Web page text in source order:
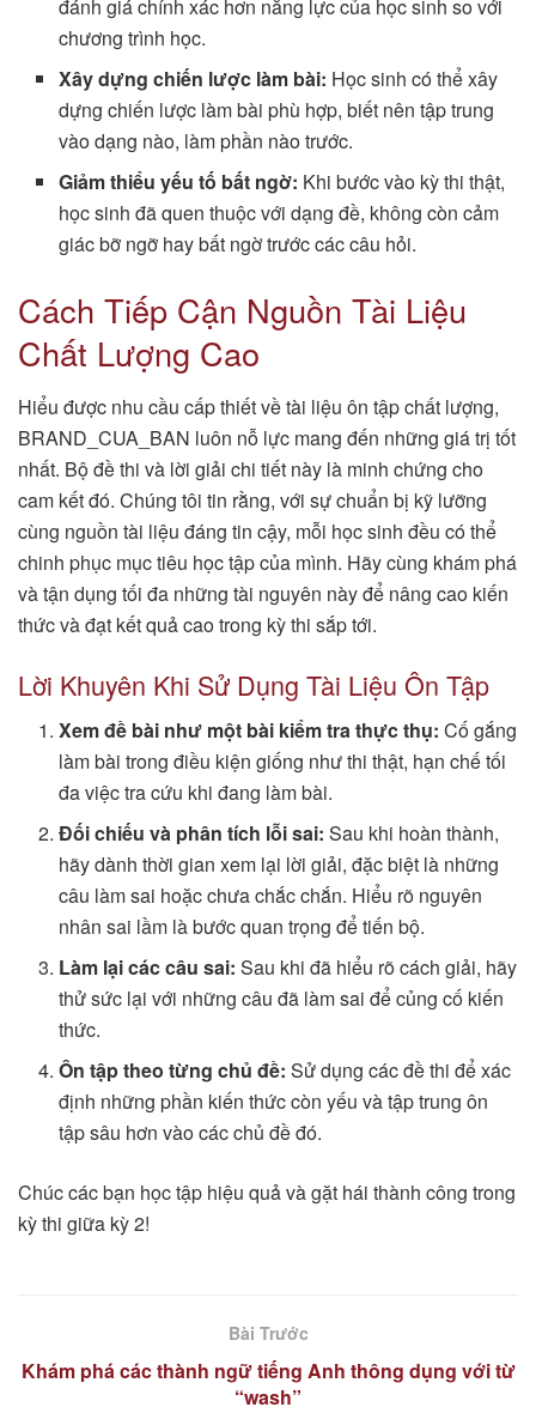
đánh giá chính xác hơn năng lực của học sinh so với
chương trình học.
Xây dựng chiến lược làm bài: Học sinh có thể xây
dựng chiến lược làm bài phù hợp, biết nên tập trung
vào dạng nào, làm phần nào trước.
Giảm thiểu yếu tố bất ngờ: Khi bước vào kỳ thi thật,
học sinh đã quen thuộc với dạng đề, không còn cảm
giác bỡ ngỡ hay bất ngờ trước các câu hỏi.
Cách Tiếp Cận Nguồn Tài Liệu
Chất Lượng Cao
Hiểu được nhu cầu cấp thiết về tài liệu ôn tập chất lượng,
BRAND_CUA_BAN luôn nỗ lực mang đến những giá trị tốt
nhất. Bộ đề thi và lời giải chi tiết này là minh chứng cho
cam kết đó. Chúng tôi tin rằng, với sự chuẩn bị kỹ lưỡng
cùng nguồn tài liệu đáng tin cậy, mỗi học sinh đều có thể
chinh phục mục tiêu học tập của mình. Hãy cùng khám phá
và tận dụng tối đa những tài nguyên này để nâng cao kiến
thức và đạt kết quả cao trong kỳ thi sắp tới.
Lời Khuyên Khi Sử Dụng Tài Liệu Ôn Tập
Xem đề bài như một bài kiểm tra thực thụ: Cố gắng
làm bài trong điều kiện giống như thi thật, hạn chế tối
đa việc tra cứu khi đang làm bài.
Đối chiếu và phân tích lỗi sai: Sau khi hoàn thành,
hãy dành thời gian xem lại lời giải, đặc biệt là những
câu làm sai hoặc chưa chắc chắn. Hiểu rõ nguyên
nhân sai lầm là bước quan trọng để tiến bộ.
Làm lại các câu sai: Sau khi đã hiểu rõ cách giải, hãy
thử sức lại với những câu đã làm sai để củng cố kiến
thức.
Ôn tập theo từng chủ đề: Sử dụng các đề thi để xác
định những phần kiến thức còn yếu và tập trung ôn
tập sâu hơn vào các chủ đề đó.
Chúc các bạn học tập hiệu quả và gặt hái thành công trong
kỳ thi giữa kỳ 2!
Bài Trước
Khám phá các thành ngữ tiếng Anh thông dụng với từ
“wash”